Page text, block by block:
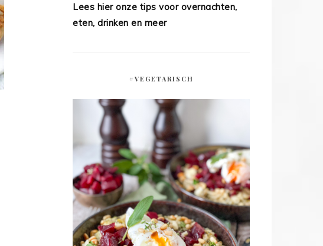
Lees hier onze tips voor overnachten,
eten, drinken en meer
#VEGETARISCH